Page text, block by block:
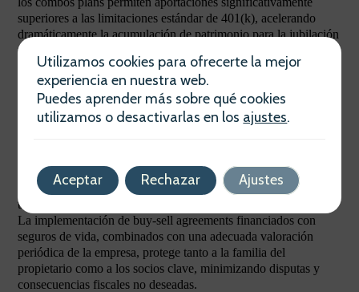
superiores a las limitaciones estándar de 401(k), acelerando
dramáticamente la acumulación de patrimonio para la jubilación
mientras reducen la carga fiscal actual de la empresa.
Planificación de Sucesión Empresarial con Enfoque
Fiscal
La sucesión empresarial debe planificarse con años de
uso de Grantor Trusts pueden facilitar una transición fiscalmente
eficiente que preserve el valor creado durante décadas de
trabajo.
La implementación de buy-sell agreements financiados con
seguros de vida, combinados con una adecuada valoración
periódica de la empresa, protege tanto a la familia del
propietario como a los socios clave, minimizando disputas y
consecuencias fiscales no deseadas.
Utilizamos cookies para ofrecerte la mejor
experiencia en nuestra web.
Puedes aprender más sobre qué cookies
utilizamos o desactivarlas en los ajustes.
Aceptar Rechazar Ajustes